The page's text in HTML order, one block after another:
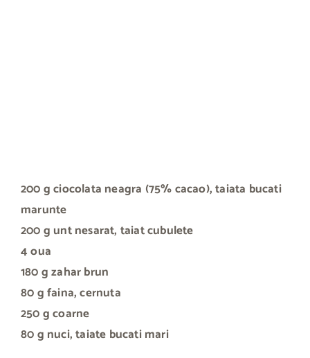
200 g ciocolata neagra (75% cacao), taiata bucati
marunte
200 g unt nesarat, taiat cubulete
4 oua
180 g zahar brun
80 g faina, cernuta
250 g coarne
80 g nuci, taiate bucati mari